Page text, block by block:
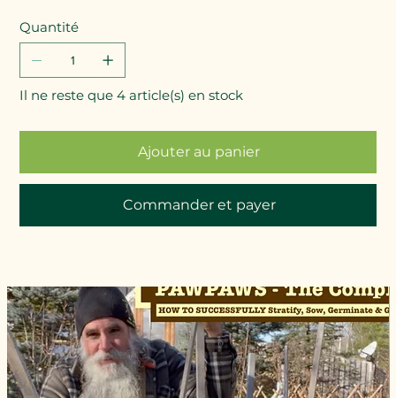
Quantité
Il ne reste que 4 article(s) en stock
Ajouter au panier
Commander et payer